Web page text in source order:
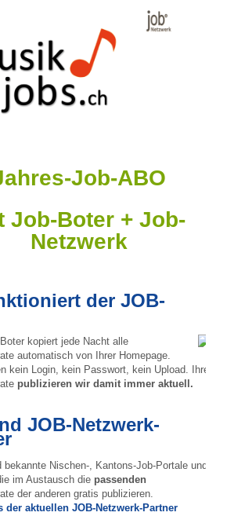
Job-ABO
Job-Boter + Job-
Netzwerk
der JOB-
kopiert jede Nacht alle
automatisch von Ihrer Homepage.
kein Login, kein Passwort, kein Upload. Ihre
publizieren wir damit immer aktuell.
JOB-Netzwerk-
bekannte Nischen-, Kantons-Job-Portale und
im Austausch die passenden
der anderen gratis publizieren.
der aktuellen JOB-Netzwerk-Partner